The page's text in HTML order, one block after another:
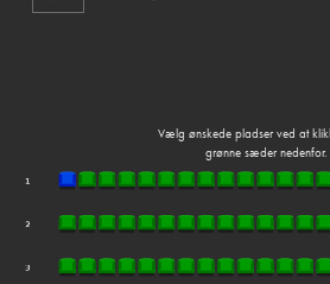
Vælg ønskede pladser ved at
grønne sæder nedenfor.